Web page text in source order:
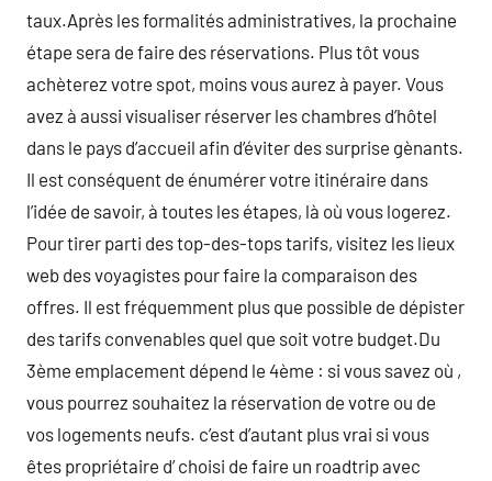
taux.Après les formalités administratives, la prochaine
étape sera de faire des réservations. Plus tôt vous
achèterez votre spot, moins vous aurez à payer. Vous
avez à aussi visualiser réserver les chambres d’hôtel
dans le pays d’accueil afin d’éviter des surprise gènants.
Il est conséquent de énumérer votre itinéraire dans
l’idée de savoir, à toutes les étapes, là où vous logerez.
Pour tirer parti des top-des-tops tarifs, visitez les lieux
web des voyagistes pour faire la comparaison des
offres. Il est fréquemment plus que possible de dépister
des tarifs convenables quel que soit votre budget.Du
3ème emplacement dépend le 4ème : si vous savez où ,
vous pourrez souhaitez la réservation de votre ou de
vos logements neufs. c’est d’autant plus vrai si vous
êtes propriétaire d’ choisi de faire un roadtrip avec